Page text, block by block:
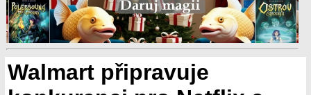
Walmart připravuje